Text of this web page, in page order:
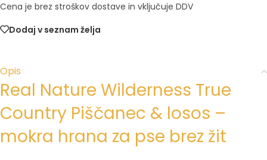
Cena je brez stroškov dostave in vključuje DDV
Dodaj v seznam želja
Opis
Real Nature Wilderness True
Country Piščanec & losos –
mokra hrana za pse brez žit